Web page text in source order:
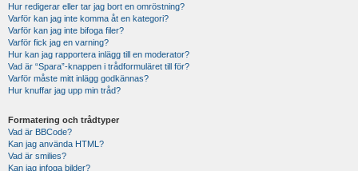
Hur redigerar eller tar jag bort en omröstning?
Varför kan jag inte komma åt en kategori?
Varför kan jag inte bifoga filer?
Varför fick jag en varning?
Hur kan jag rapportera inlägg till en moderator?
Vad är “Spara”-knappen i trådformuläret till för?
Varför måste mitt inlägg godkännas?
Hur knuffar jag upp min tråd?
Formatering och trådtyper
Vad är BBCode?
Kan jag använda HTML?
Vad är smilies?
Kan jag infoga bilder?